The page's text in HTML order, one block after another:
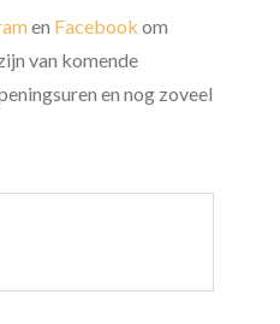
en Facebook om
van komende
en nog zoveel